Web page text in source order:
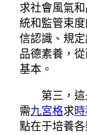
求社會風氣
統和監管束
信認識、規
品德素養，
基本。
第三，
需九宮格求
點在于培養